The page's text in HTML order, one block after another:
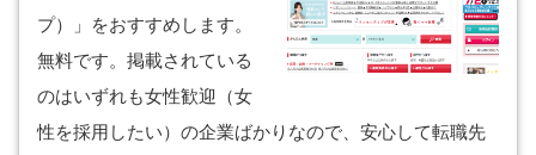
プ）」をおすすめします。
無料です。掲載されている
のはいずれも女性歓迎（女
性を採用したい）の企業ばかりなので、安心して転職先